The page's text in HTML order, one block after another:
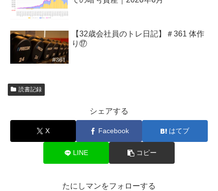
【32歳会社員のトレ日記】＃361 体作
り⑰
読書記録
シェアする
X Facebook はてブ
LINE コピー
たにしマンをフォローする